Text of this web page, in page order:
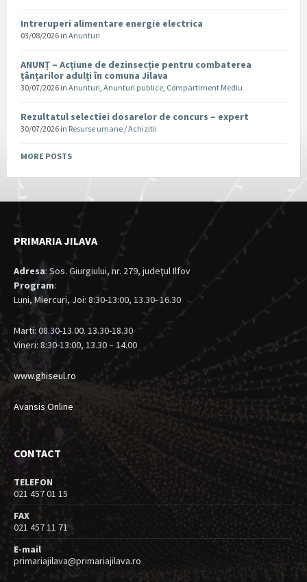
Intreruperi alimentare energie electrica
03/08/2026 in Anunturi
ANUNȚ – Acțiune de dezinsecție pentru combaterea
țânțarilor adulți în comuna Jilava
30/07/2026 in Anunturi, Anunturi publice, Compartiment Mediu
Rezultatul selectiei dosarelor de concurs – expert
30/07/2026 in Resurse umane / Achizitii
MORE POSTS
PRIMARIA JILAVA
Adresa: Sos. Giurgiului, nr. 279, judeţul Ilfov
Program:
Luni, Miercuri, Joi: 8:30-13:00, 13.30- 16.30
Marti: 08.30-13.00. 13.30-18.30
Vineri: 8:30-13:00, 13.30 – 14.00
www.ghiseul.ro
Avansis Online
CONTACT
TELEFON
021 457 01 15
FAX
021 457 11 71
E-mail
primariajilava@primariajilava.ro